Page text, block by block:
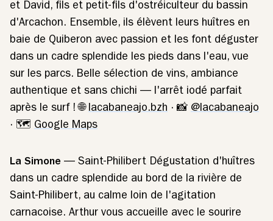
et David, fils et petit-fils d'ostréiculteur du bassin
d'Arcachon. Ensemble, ils élèvent leurs huîtres en
baie de Quiberon avec passion et les font déguster
dans un cadre splendide les pieds dans l'eau, vue
sur les parcs. Belle sélection de vins, ambiance
authentique et sans chichi — l'arrêt iodé parfait
après le surf ! 🌐 lacabaneajo.bzh · 📸 @lacabaneajo
· 🗺️ Google Maps
La Simone — Saint-Philibert Dégustation d'huîtres
dans un cadre splendide au bord de la rivière de
Saint-Philibert, au calme loin de l'agitation
carnacoise. Arthur vous accueille avec le sourire